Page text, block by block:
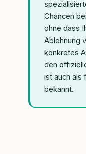
Chancen
ohne dass
Ablehnung
konkretes
den
ist auch als
bekannt.